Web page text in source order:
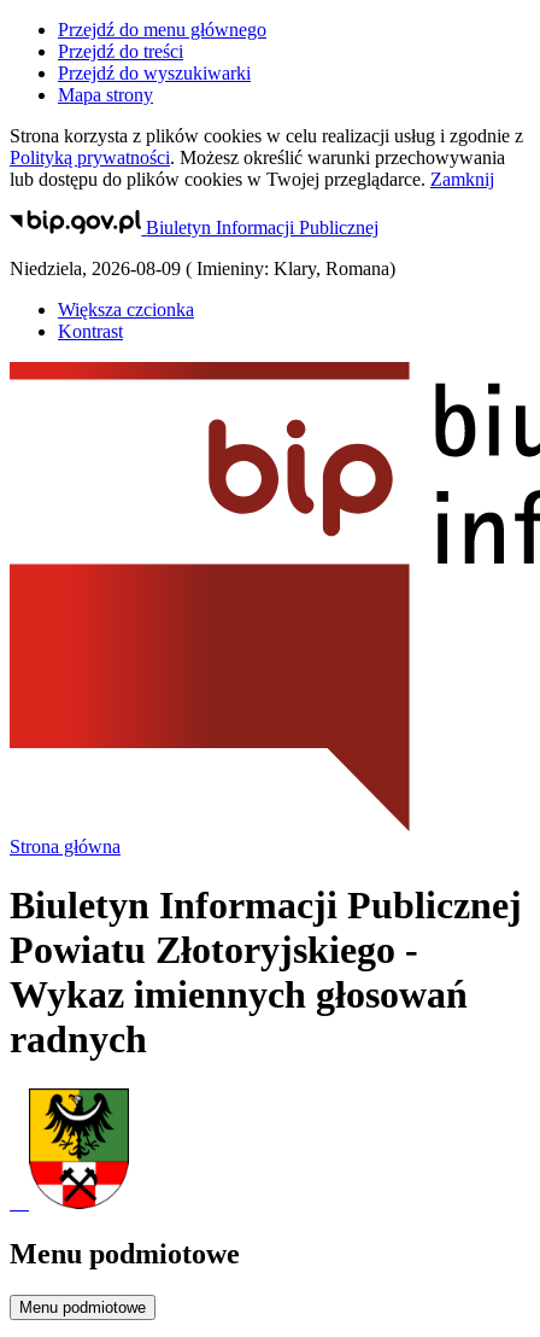
Przejdź do menu głównego
Przejdź do treści
Przejdź do wyszukiwarki
Mapa strony
Strona korzysta z plików cookies w celu realizacji usług i zgodnie z
Polityką prywatności. Możesz określić warunki przechowywania
lub dostępu do plików cookies w Twojej przeglądarce. Zamknij
Biuletyn Informacji Publicznej
Niedziela, 2026-08-09 ( Imieniny: Klary, Romana)
Większa czcionka
Kontrast
Strona główna
Biuletyn Informacji Publicznej
Powiatu Złotoryjskiego -
Wykaz imiennych głosowań
radnych
Menu podmiotowe
Menu podmiotowe